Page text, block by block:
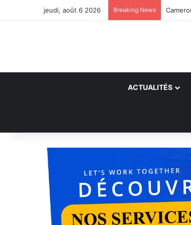
jeudi, août 6 2026 Breaking News
ACTUALITÉS